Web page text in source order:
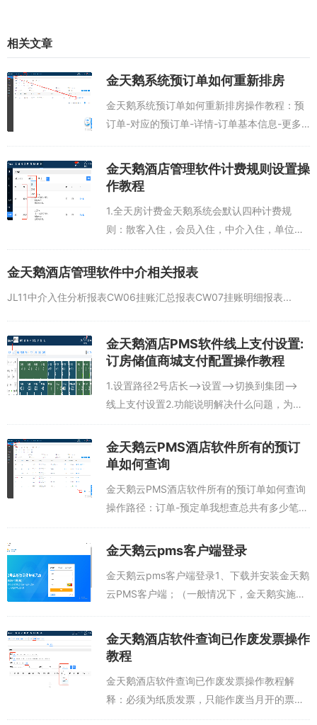
相关文章
金天鹅系统预订单如何重新排房
金天鹅系统预订单如何重新排房操作教程：预
订单-对应的预订单-详情-订单基本信息-更多
整房型与房间，我可以在系统重新排房并保
存...
金天鹅酒店管理软件计费规则设置操
作教程
1.全天房计费金天鹅系统会默认四种计费规
则：散客入住，会员入住，中介入住，单位入
住，是禁用状态，酒店需要进行修改参数并且
启用。（支持新增规则名）注：如不需要起步
金天鹅酒店管理软件中介相关报表
JL11中介入住分析报表CW06挂账汇总报表CW07挂账明细报表...
金天鹅酒店PMS软件线上支付设置:
订房储值商城支付配置操作教程
1.设置路径2号店长—>设置—>切换到集团—>
线上支付设置2.功能说明解决什么问题，为什
么有这个设置？① 客户对象：连锁酒店，加
盟，直营，托管等；② 使用的产品和场景：
微信订房，会员...
金天鹅云PMS酒店软件所有的预订
单如何查询
金天鹅云PMS酒店软件所有的预订单如何查询
操作路径：订单-预定单我想查总共有多少笔预
订单，我可以把“订单状态”选择不限，点击查
询，通过订单总计来统计总共有多少预订单。
金天鹅云pms客户端登录
金天鹅云pms客户端登录1、下载并安装金天鹅
云PMS客户端；（一般情况下，金天鹅实施工
电脑桌面有此图标，每次登录，双击打开，输
入账号密码便可...
金天鹅酒店软件查询已作废发票操作
教程
金天鹅酒店软件查询已作废发票操作教程解
释：必须为纸质发票，只能作废当月开的票。
路径：首页-->开票申请-->已开票-->作废...